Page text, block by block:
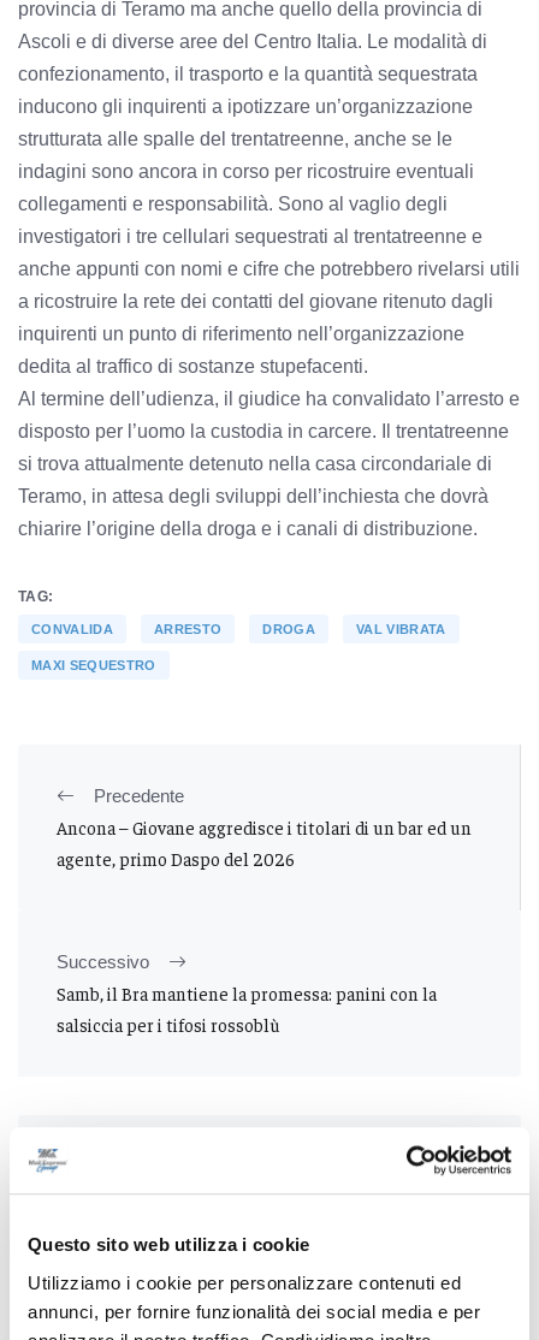
Questo sito web utilizza i cookie
Utilizziamo i cookie per personalizzare contenuti ed
annunci, per fornire funzionalità dei social media e per
provincia di Teramo ma anche quello della provincia di
Ascoli e di diverse aree del Centro Italia. Le modalità di
confezionamento, il trasporto e la quantità sequestrata
inducono gli inquirenti a ipotizzare un’organizzazione
strutturata alle spalle del trentatreenne, anche se le
indagini sono ancora in corso per ricostruire eventuali
collegamenti e responsabilità. Sono al vaglio degli
investigatori i tre cellulari sequestrati al trentatreenne e
anche appunti con nomi e cifre che potrebbero rivelarsi utili
a ricostruire la rete dei contatti del giovane ritenuto dagli
inquirenti un punto di riferimento nell’organizzazione
dedita al traffico di sostanze stupefacenti.
Al termine dell’udienza, il giudice ha convalidato l’arresto e
disposto per l’uomo la custodia in carcere. Il trentatreenne
si trova attualmente detenuto nella casa circondariale di
Teramo, in attesa degli sviluppi dell’inchiesta che dovrà
chiarire l’origine della droga e i canali di distribuzione.
TAG:
CONVALIDA ARRESTO DROGA VAL VIBRATA
MAXI SEQUESTRO
Precedente
Ancona – Giovane aggredisce i titolari di un bar ed un
agente, primo Daspo del 2026
Successivo
Samb, il Bra mantiene la promessa: panini con la
salsiccia per i tifosi rossoblù